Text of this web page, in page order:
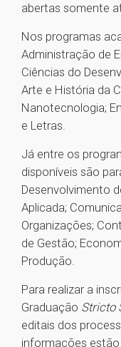
abertas somente
Nos programas
Administração de
Ciências do
Arte e História da
Nanotecnologia;
e Letras.
Já entre os
disponíveis são
Desenvolvimento
Aplicada;
Organizações;
de Gestão;
Produção.
Para realizar a
Graduação Stricto
editais dos
informações estão